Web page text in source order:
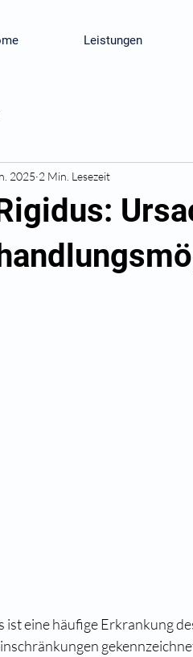
Leistungen
2025 2 Min. Lesezeit
ist eine häufige Erkrankung